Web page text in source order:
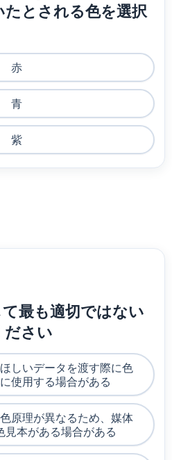
とされる色を選択
赤
青
紫
最も適切ではない
ださい
しいデータを渡す際に色
使用する場合がある
原理が異なるため、媒体
見本がある場合がある